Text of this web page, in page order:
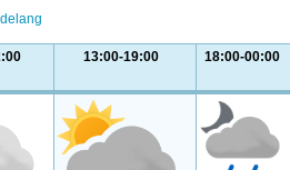
13:00-19:00 18:00-00:00